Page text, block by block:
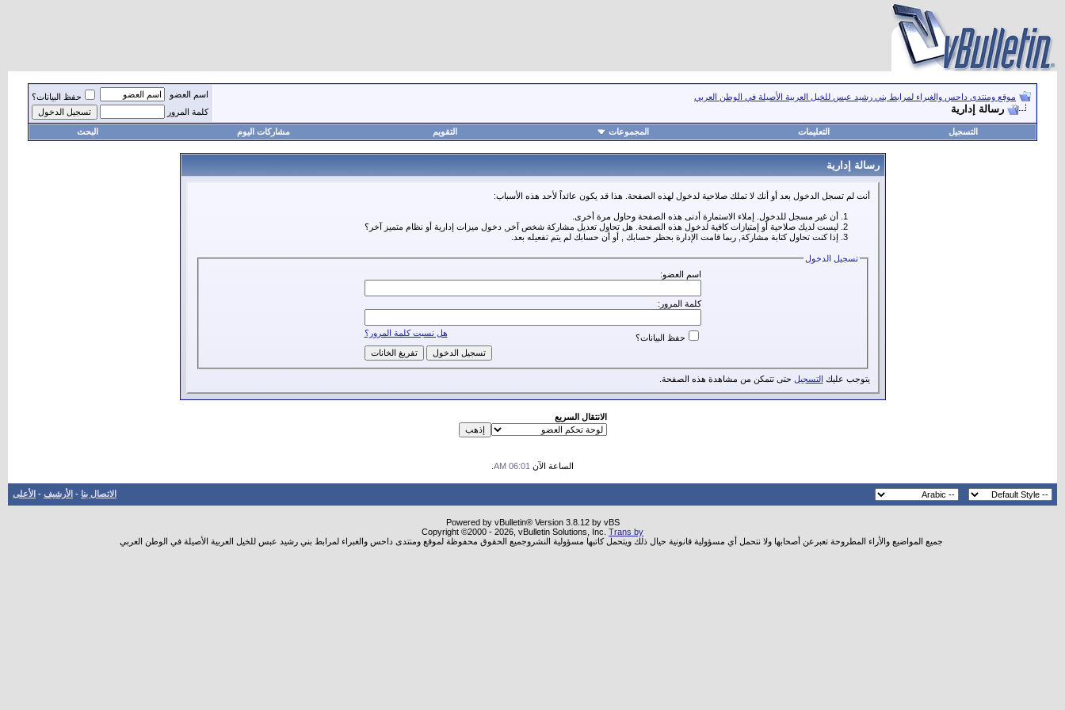
موقع ومنتدى داحس والغبراء لمرابط بني رشيد عبس للخيل العربية الأصيلة في الوطن العربي
رسالة إدارية
اسم العضو
حفظ البيانات؟
كلمة المرور
التسجيل التعليمات المجموعات التقويم مشاركات اليوم البحث
رسالة إدارية
أنت لم تسجل الدخول بعد أو أنك لا تملك صلاحية لدخول لهذه الصفحة. هذا قد يكون عائداً لأحد هذه الأسباب:
أن غير مسجل للدخول. إملاء الاستمارة أدنى هذه الصفحة وحاول مرة أخرى.
ليست لديك صلاحية أو إمتيازات كافية لدخول هذه الصفحة. هل تحاول تعديل مشاركة شخص آخر, دخول ميزات إدارية أو نظام متميز آخر؟
إذا كنت تحاول كتابة مشاركة, ربما قامت الإدارة بحظر حسابك , أو أن حسابك لم يتم تفعيله بعد.
تسجيل الدخول
اسم العضو:
كلمة المرور:
هل نسيت كلمة المرور؟ حفظ البيانات؟
يتوجب عليك التسجيل حتى تتمكن من مشاهدة هذه الصفحة.
الانتقال السريع
الساعة الآن 06:01 AM
الاتصال بنا - الأرشيف - الأعلى
Powered by vBulletin® Version 3.8.12 by vBS
Copyright ©2000 - 2026, vBulletin Solutions, Inc. Trans by
جميع المواضيع والأراء المطروحة تعبرعن أصحابها ولا نتحمل أي مسؤولية قانونية حيال ذلك ويتحمل كاتبها مسؤولية النشروجميع الحقوق محفوظة لموقع ومنتدى داحس والغبراء لمرابط بني رشيد عبس للخيل العربية الأصيلة في الوطن العربي